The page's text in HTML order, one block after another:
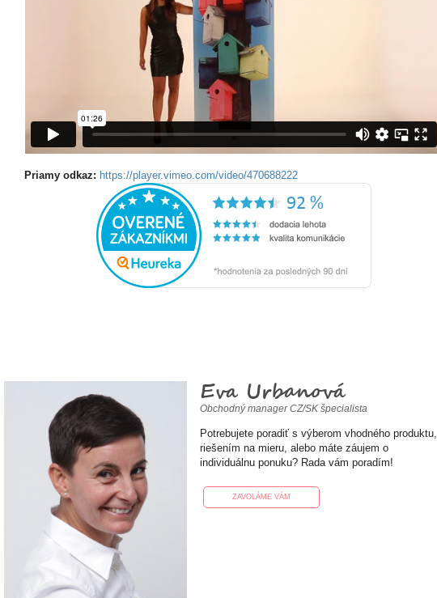
Priamy odkaz: https://player.vimeo.com/video/470688222
Eva Urbanová
Obchodný manager CZ/SK špecialista
Potrebujete poradiť s výberom vhodného produktu,
riešením na mieru, alebo máte záujem o
individuálnu ponuku? Rada vám poradím!
ZAVOLÁME VÁM